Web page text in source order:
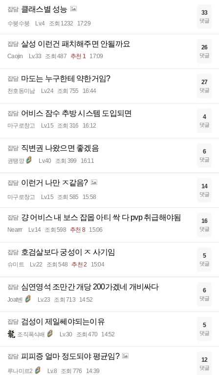
잡담 클래스별 성능
수붕수붕 Lv.4 조회 1232 17:29
33
댓글
잡담 살성 이런건 패치해주면 안될까요
Caojin Lv.33 조회 487 추천 1 17:09
26
댓글
잡담 마도는 누구한테 약한거임?
천호동미남 Lv.24 조회 755 16:44
27
댓글
잡담 어비스 잠수 추방 시스템 도입되면
마구로창고 Lv.15 조회 316 16:12
4
댓글
잡담 직변권 나왔으면 좋겠음
권땡깡 Lv.40 조회 399 16:11
6
댓글
잡담 이런거 나만 ㅈ같음?
마구로창고 Lv.15 조회 585 15:58
14
댓글
잡담 걍 어비스 내 보스 잡몹 아티 싹 다 pvp 취급해야됨
Nearrr Lv.14 조회 598 추천 8 15:06
16
댓글
잡담 호검살보다 궁성이 ㅈ 사기임
슈미트 Lv.22 조회 548 추천 2 15:04
5
댓글
잡담 심연영석 조만간 개당 200가겠네 개비싸다
Joat벤 Lv.23 조회 713 14:52
6
댓글
잡담 검성이 제일쎄야되는이유
조직폭식배 Lv.30 조회 470 14:52
5
댓글
잡담 피피증 얼마 정도되야 평균임?
루나미르2 Lv.8 조회 776 14:39
12
댓글